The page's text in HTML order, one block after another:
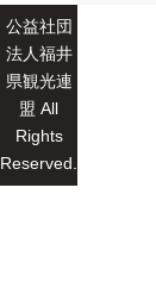
公益社団
法人福井
県観光連
盟 All
Rights
Reserved.